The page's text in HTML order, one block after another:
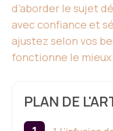
d’aborder le sujet
avec confiance et
ajustez selon vos
fonctionne le mieux
PLAN DE